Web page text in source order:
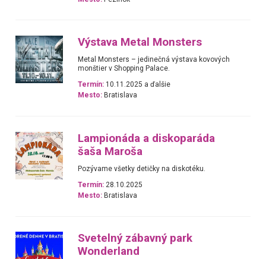
Výstava Metal Monsters
Metal Monsters – jedinečná výstava kovových
monštier v Shopping Palace.
Termín: 10.11.2025 a ďalšie
Mesto: Bratislava
Lampionáda a diskoparáda
šaša Maroša
Pozývame všetky detičky na diskotéku.
Termín: 28.10.2025
Mesto: Bratislava
Svetelný zábavný park
Wonderland